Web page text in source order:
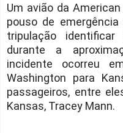
Um avião da
pouso de
tripulação
durante a
incidente ocorreu
Washington para
passageiros, entre
Kansas, Tracey Mann.